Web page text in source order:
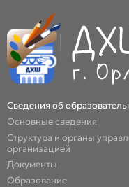
Сведения об
Основные сведения
Структура и органы
организацией
Документы
Образование